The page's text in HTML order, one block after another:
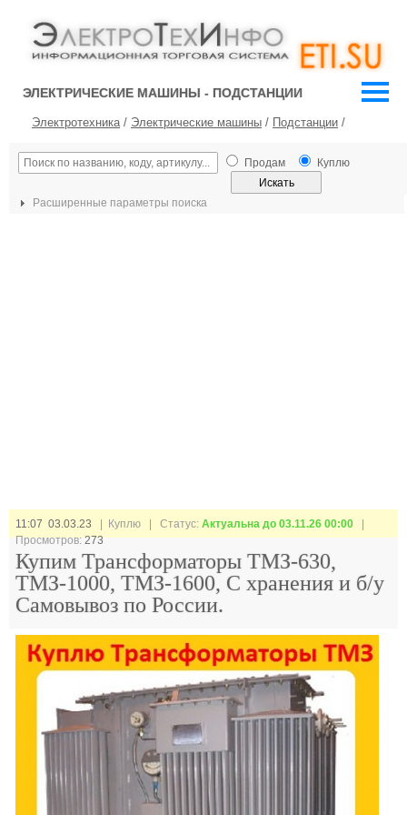
ЭЛЕКТРИЧЕСКИЕ МАШИНЫ - ПОДСТАНЦИИ
Электротехника/ Электрические машины / Подстанции /
Продам Куплю
Расширенные параметры поиска
11:07 03.03.23 | Куплю | Статус: Актуальна до 03.11.26 00:00
Просмотров:273
Купим Трансформаторы ТМЗ-630,
ТМЗ-1000, ТМЗ-1600, С хранения и б/у
Самовывоз по России.